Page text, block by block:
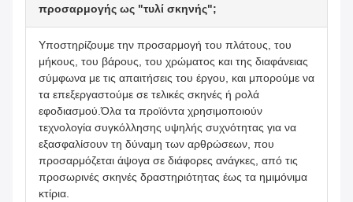
προσαρμογής ως "τυλί σκηνής";
Υποστηρίζουμε την προσαρμογή του πλάτους, του
μήκους, του βάρους, του χρώματος και της διαφάνειας
σύμφωνα με τις απαιτήσεις του έργου, και μπορούμε να
τα επεξεργαστούμε σε τελικές σκηνές ή ρολά
εφοδιασμού.Όλα τα προϊόντα χρησιμοποιούν
τεχνολογία συγκόλλησης υψηλής συχνότητας για να
εξασφαλίσουν τη δύναμη των αρθρώσεων, που
προσαρμόζεται άψογα σε διάφορες ανάγκες, από τις
προσωρινές σκηνές δραστηριότητας έως τα ημιμόνιμα
κτίρια.